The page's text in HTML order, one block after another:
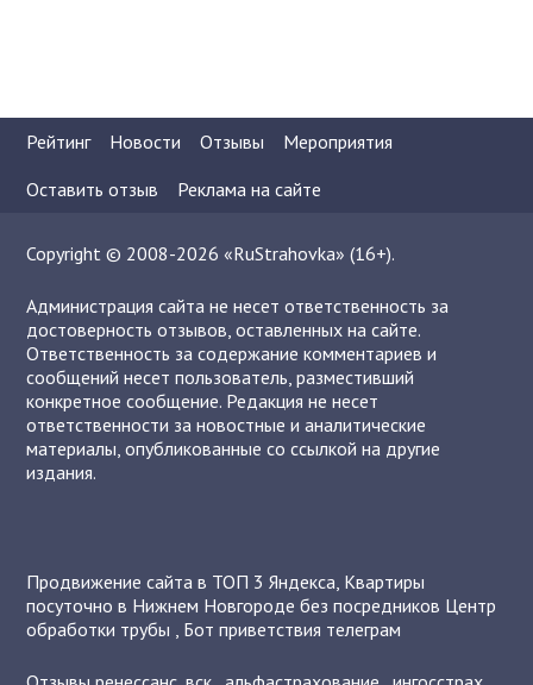
Рейтинг Новости Отзывы
Мероприятия
Оставить отзыв
Реклама на сайте
Copyright © 2008-2026 «RuStrahovka» (16+).
Администрация сайта не несет ответственность за
достоверность отзывов, оставленных на сайте.
Ответственность за содержание комментариев и
сообщений несет пользователь, разместивший
конкретное сообщение. Редакция не несет
ответственности за новостные и аналитические
материалы, опубликованные со ссылкой на другие
издания.
Продвижение сайта в ТОП 3 Яндекса Квартиры
посуточно в Нижнем Новгороде без посредников Центр
обработки трубы
Бот приветствия телеграм